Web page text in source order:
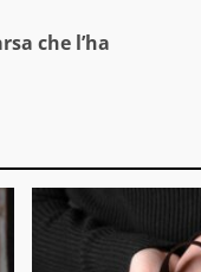
che l’ha